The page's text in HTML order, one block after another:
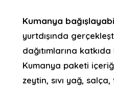
Kumanya
yurtdışında
dağıtımlarına
Kumanya paketi
zeytin, sıvı yağ,